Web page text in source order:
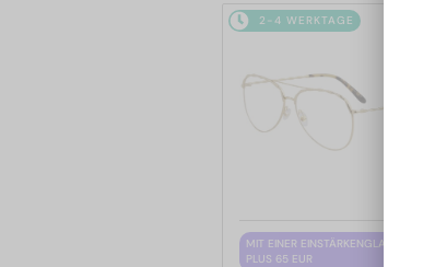
2-4 WERKTAGE
MIT EINER EINSTÄRKENGLASLINSE
PLUS 65 EUR